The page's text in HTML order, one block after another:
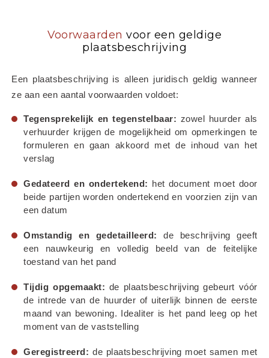
Voorwaarden voor een geldige
plaatsbeschrijving
Een plaatsbeschrijving is alleen juridisch geldig wanneer
ze aan een aantal voorwaarden voldoet:
Tegensprekelijk en tegenstelbaar: zowel huurder als
verhuurder krijgen de mogelijkheid om opmerkingen te
formuleren en gaan akkoord met de inhoud van het
verslag
Gedateerd en ondertekend:
het document moet door
beide partijen worden ondertekend en voorzien zijn van
een datum
Omstandig en gedetailleerd:
de beschrijving geeft
een nauwkeurig en volledig beeld van de feitelijke
toestand van het pand
Tijdig opgemaakt: de plaatsbeschrijving gebeurt vóór
de intrede van de huurder of uiterlijk binnen de eerste
maand van bewoning. Idealiter is het pand leeg op het
moment van de vaststelling
Geregistreerd: de plaatsbeschrijving moet samen met